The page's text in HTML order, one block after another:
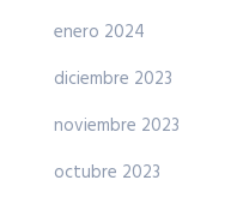
enero 2024
diciembre 2023
noviembre 2023
octubre 2023